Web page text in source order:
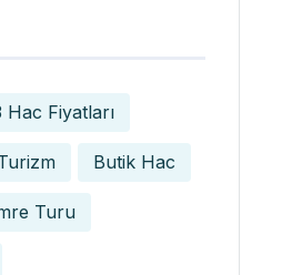
Hac Fiyatları
Butik Hac
Turu